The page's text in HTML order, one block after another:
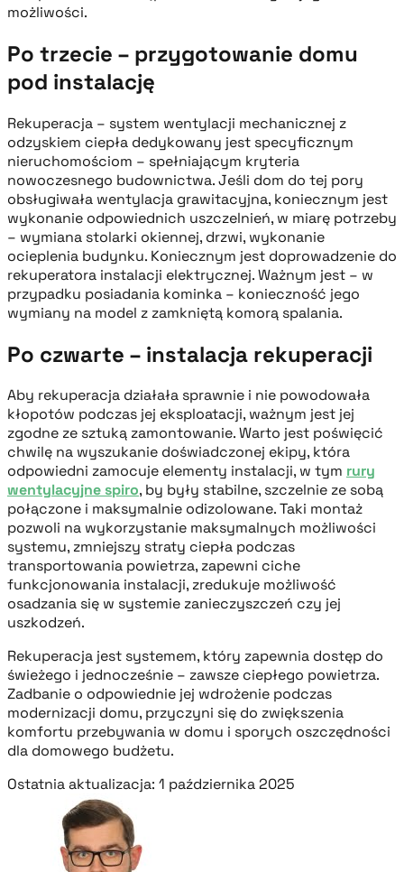
możliwości.
Po trzecie – przygotowanie domu
pod instalację
Rekuperacja – system wentylacji mechanicznej z
odzyskiem ciepła dedykowany jest specyficznym
nieruchomościom – spełniającym kryteria
nowoczesnego budownictwa. Jeśli dom do tej pory
obsługiwała wentylacja grawitacyjna, koniecznym jest
wykonanie odpowiednich uszczelnień, w miarę potrzeby
– wymiana stolarki okiennej, drzwi, wykonanie
ocieplenia budynku. Koniecznym jest doprowadzenie do
rekuperatora instalacji elektrycznej. Ważnym jest – w
przypadku posiadania kominka – konieczność jego
wymiany na model z zamkniętą komorą spalania.
Po czwarte – instalacja rekuperacji
Aby rekuperacja działała sprawnie i nie powodowała
kłopotów podczas jej eksploatacji, ważnym jest jej
zgodne ze sztuką zamontowanie. Warto jest poświęcić
chwilę na wyszukanie doświadczonej ekipy, która
odpowiedni zamocuje elementy instalacji, w tym rury
wentylacyjne spiro, by były stabilne, szczelnie ze sobą
połączone i maksymalnie odizolowane. Taki montaż
pozwoli na wykorzystanie maksymalnych możliwości
systemu, zmniejszy straty ciepła podczas
transportowania powietrza, zapewni ciche
funkcjonowania instalacji, zredukuje możliwość
osadzania się w systemie zanieczyszczeń czy jej
uszkodzeń.
Rekuperacja jest systemem, który zapewnia dostęp do
świeżego i jednocześnie – zawsze ciepłego powietrza.
Zadbanie o odpowiednie jej wdrożenie podczas
modernizacji domu, przyczyni się do zwiększenia
komfortu przebywania w domu i sporych oszczędności
dla domowego budżetu.
Ostatnia aktualizacja: 1 października 2025